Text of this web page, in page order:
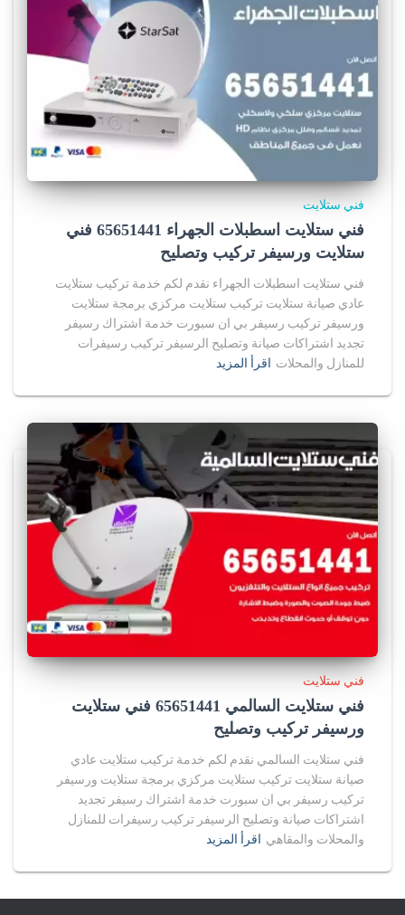
فني ستلايت
فني ستلايت اسطبلات الجهراء 65651441 فني
ستلايت ورسيفر تركيب وتصليح
فني ستلايت اسطبلات الجهراء نقدم لكم خدمة تركيب ستلايت
عادي صيانة ستلايت تركيب ستلايت مركزي برمجة ستلايت
ورسيفر تركيب رسيفر بي ان سبورت خدمة اشتراك رسيفر
تجديد اشتراكات صيانة وتصليح الرسيفر تركيب رسيفرات
للمنازل والمحلات اقرأ المزيد
فني ستلايت
فني ستلايت السالمي 65651441 فني ستلايت
ورسيفر تركيب وتصليح
فني ستلايت السالمي نقدم لكم خدمة تركيب ستلايت عادي
صيانة ستلايت تركيب ستلايت مركزي برمجة ستلايت ورسيفر
تركيب رسيفر بي ان سبورت خدمة اشتراك رسيفر تجديد
اشتراكات صيانة وتصليح الرسيفر تركيب رسيفرات للمنازل
والمحلات والمقاهي اقرأ المزيد